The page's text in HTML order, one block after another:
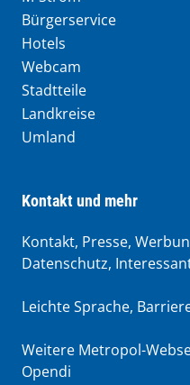
Bürgerservice
Hotels
Webcam
Stadtteile
Landkreise
Umland
Kontakt und mehr
Kontakt, Presse,
Datenschutz,
Leichte Sprache,
Weitere Metropol-
Opendi